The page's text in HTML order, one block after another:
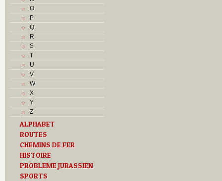
O
P
Q
R
S
T
U
V
W
X
Y
Z
ALPHABET
ROUTES
CHEMINS DE FER
HISTOIRE
PROBLEME JURASSIEN
SPORTS